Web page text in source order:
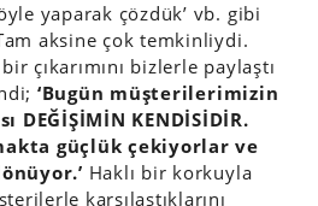
yaparak çözdük’ vb. gibi
aksine çok temkinliydi.
çıkarımını bizlerle paylaştı
‘Bugün müşterilerimizin
DEĞİŞİMİN KENDİSİDİR.
güçlük çekiyorlar ve
Haklı bir korkuyla
karşılaştıklarını